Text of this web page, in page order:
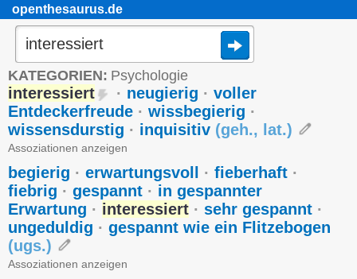
openthesaurus.de
KATEGORIEN: Psychologie
interessiert · neugierig · voller
Entdeckerfreude · wissbegierig ·
wissensdurstig · inquisitiv (geh., lat.)
Assoziationen anzeigen
begierig · erwartungsvoll · fieberhaft ·
fiebrig · gespannt · in gespannter
Erwartung · interessiert · sehr gespannt ·
ungeduldig · gespannt wie ein Flitzebogen
(ugs.)
Assoziationen anzeigen